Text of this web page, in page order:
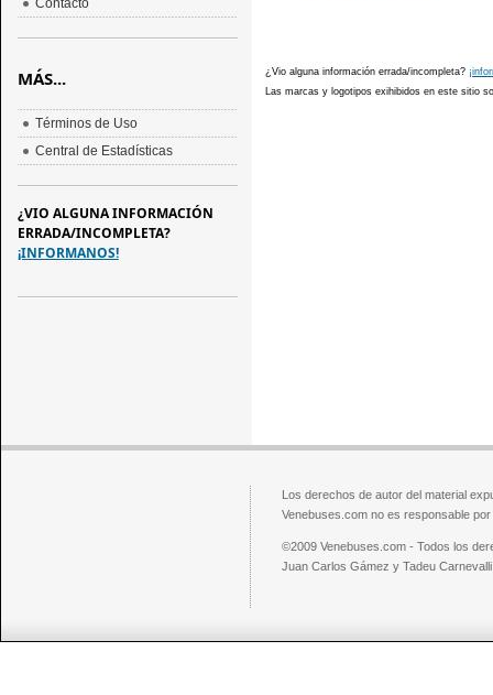
¿Vio alguna información errada/incompleta?
Las marcas y logotipos exihibidos en este sitio
Contacto
MÁS...
Términos de Uso
Central de Estadísticas
¿VIO ALGUNA INFORMACIÓN
ERRADA/INCOMPLETA?
¡INFORMANOS!
Los derechos de autor del material
Venebuses.com no es responsable
©2009 Venebuses.com - Todos los
Juan Carlos Gámez y Tadeu Carnevalli